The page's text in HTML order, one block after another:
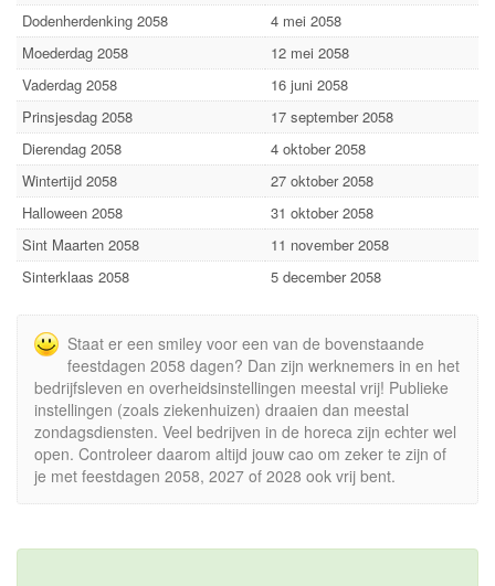
Dodenherdenking 2058
4 mei 2058
Moederdag 2058
12 mei 2058
Vaderdag 2058
16 juni 2058
Prinsjesdag 2058
17 september 2058
Dierendag 2058
4 oktober 2058
Wintertijd 2058
27 oktober 2058
Halloween 2058
31 oktober 2058
Sint Maarten 2058
11 november 2058
Sinterklaas 2058
5 december 2058
Staat er een smiley voor een van de bovenstaande
feestdagen 2058 dagen? Dan zijn werknemers in en het
bedrijfsleven en overheidsinstellingen meestal vrij! Publieke
instellingen (zoals ziekenhuizen) draaien dan meestal
zondagsdiensten. Veel bedrijven in de horeca zijn echter wel
open. Controleer daarom altijd jouw cao om zeker te zijn of
je met feestdagen 2058, 2027 of 2028 ook vrij bent.